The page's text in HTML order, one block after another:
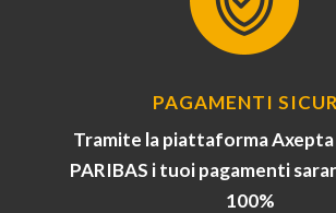
PAGAMENTI
Tramite la piattaforma Axepta
PARIBAS i tuoi pagamenti
100%